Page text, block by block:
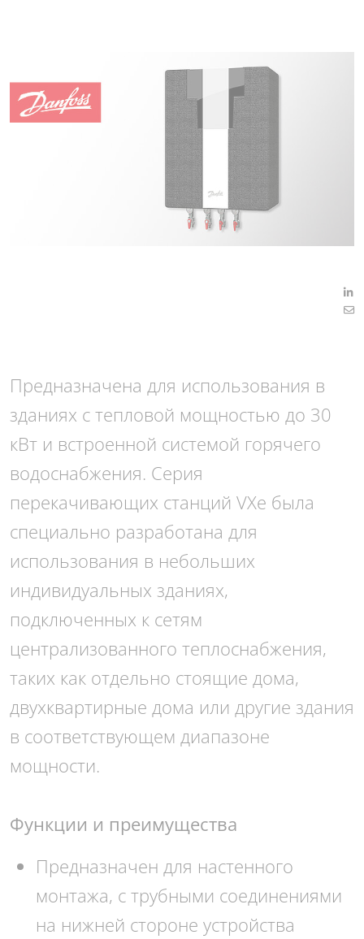
Предназначена для использования в
зданиях с тепловой мощностью до 30
кВт и встроенной системой горячего
водоснабжения. Серия
перекачивающих станций VXe была
специально разработана для
использования в небольших
индивидуальных зданиях,
подключенных к сетям
централизованного теплоснабжения,
таких как отдельно стоящие дома,
двухквартирные дома или другие здания
в соответствующем диапазоне
мощности.
Функции и преимущества
Предназначен для настенного
монтажа, с трубными соединениями
на нижней стороне устройства